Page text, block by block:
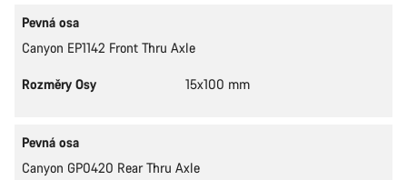
Pevná osa
Canyon EP1142 Front Thru Axle
Rozměry Osy 15x100 mm
Pevná osa
Canyon GP0420 Rear Thru Axle